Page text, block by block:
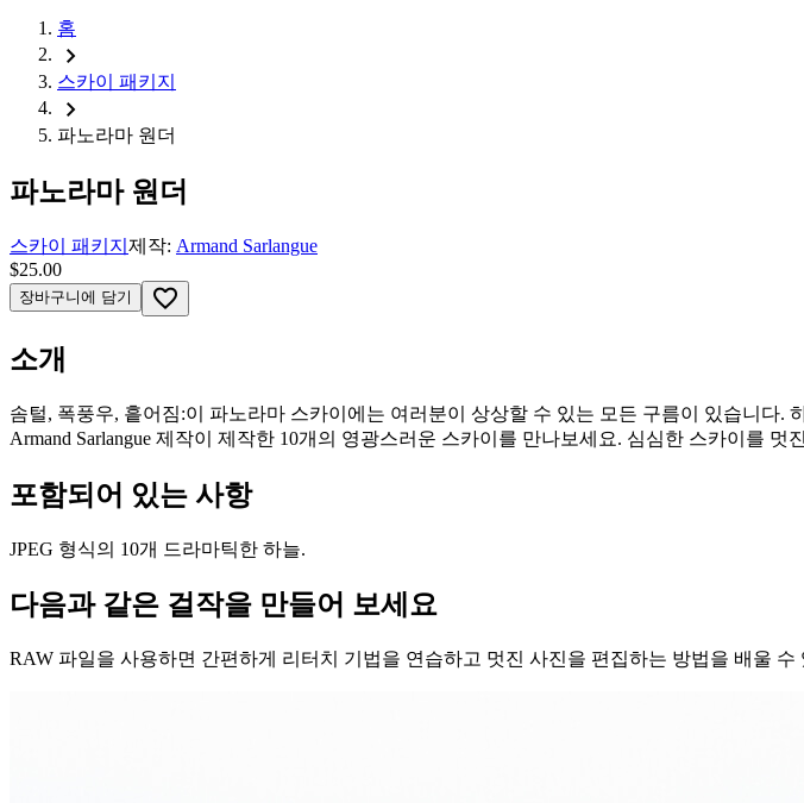
홈
chevron_right
스카이 패키지
chevron_right
파노라마 원더
파노라마 원더
스카이 패키지 제작: Armand Sarlangue
$25.00
장바구니에 담기 favorite_border
소개
솜털, 폭풍우, 흩어짐:이 파노라마 스카이에는 여러분이 상상할 수 있는 모든 구름이 있습니다.
Armand Sarlangue 제작이 제작한 10개의 영광스러운 스카이를 만나보세요. 심심한 스카이를 멋
포함되어 있는 사항
JPEG 형식의 10개 드라마틱한 하늘.
다음과 같은 걸작을 만들어 보세요
RAW 파일을 사용하면 간편하게 리터치 기법을 연습하고 멋진 사진을 편집하는 방법을 배울 수